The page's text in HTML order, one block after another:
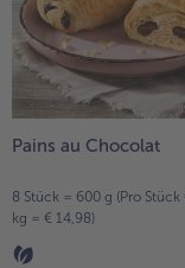
Pains au Chocolat
8 Stück = 600 g (Pro Stück
kg = € 14,98)